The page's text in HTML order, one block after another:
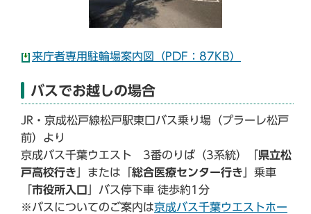
来庁者専用駐輪場案内図（PDF：87KB）
バスでお越しの場合
JR・京成松戸線松戸駅東口バス乗り場（プラーレ松戸
前）より
京成バス千葉ウエスト 3番のりば（3系統）「 県立松
戸高校行き 」または「 総合医療センター行き 」乗車
市役所入口
」バス停下車 徒歩約1分
※バスについてのご案内は京成バス千葉ウエストホー